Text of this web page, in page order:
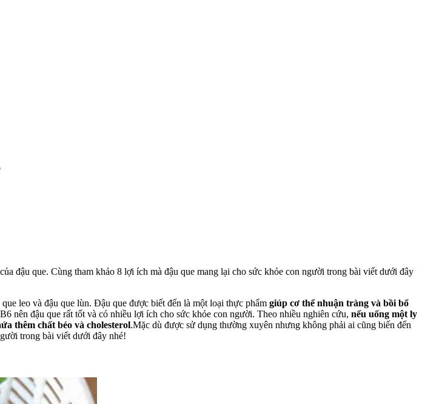
đậu que. Cùng tham khảo 8 lợi ích mà đậu que mang lại cho sức khỏe con người trong bài viết dưới đây
leo và đậu que lùn. Đậu que được biết đến là một loại thực phẩm giúp cơ thể nhuận tràng và bồi bổ
nên đậu que rất tốt và có nhiều lợi ích cho sức khỏe con người. Theo nhiều nghiên cứu, nếu uống một ly
thêm chất béo và cholesterol.Mặc dù được sử dụng thường xuyên nhưng không phải ai cũng biến đến
trong bài viết dưới đây nhé!